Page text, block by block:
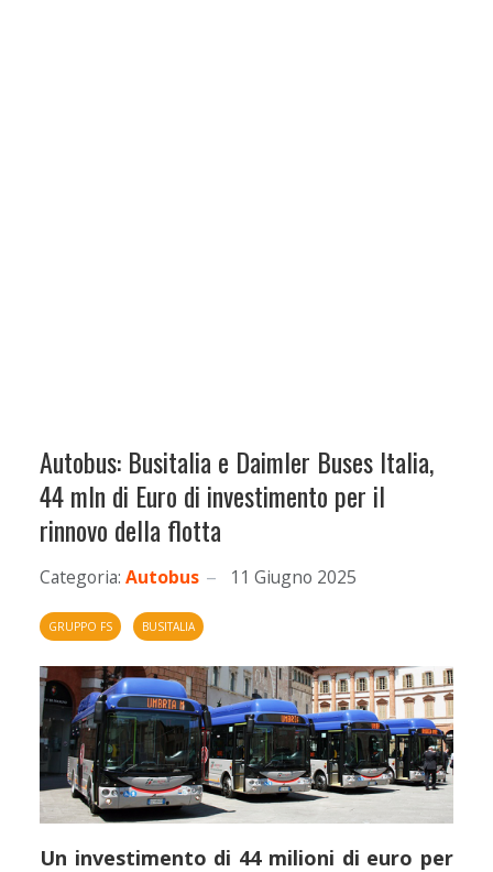
Autobus: Busitalia e Daimler Buses Italia,
44 mln di Euro di investimento per il
rinnovo della flotta
Categoria: Autobus 11 Giugno 2025
GRUPPO FS BUSITALIA
Un investimento di 44 milioni di euro per